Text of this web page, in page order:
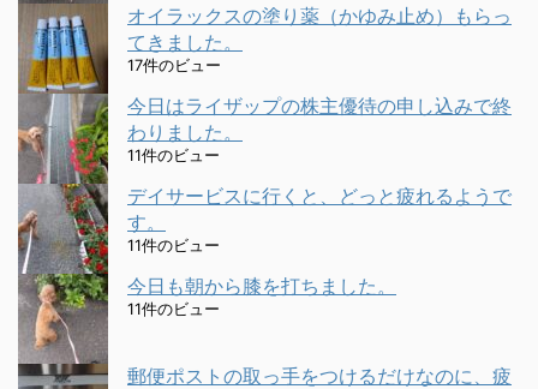
オイラックスの塗り薬（かゆみ止め）もらっ
てきました。
17件のビュー
今日はライザップの株主優待の申し込みで終
わりました。
11件のビュー
デイサービスに行くと、どっと疲れるようで
す。
11件のビュー
今日も朝から膝を打ちました。
11件のビュー
郵便ポストの取っ手をつけるだけなのに、疲